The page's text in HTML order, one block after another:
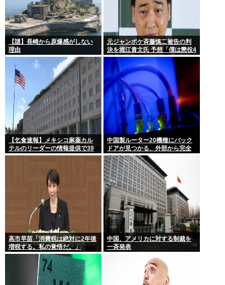
【謎】長崎から原爆感がしない
理由
元ジャンポケ斉藤慎二被告の判
決を堀江貴文氏 予想「僕は懲役4
年求刑され 2年6か月の実刑だっ
たが…」
【乞食速報】メキシコ麻薬カル
テルのリーダーの情報提供で39
億円急げ！
中国製ルーター20機種にバック
ドアが見つかる、外部から完全
制御される恐れ
高市早苗「消費税は絶対に2年後
増税する。私の覚悟だ。」
中国、アメリカに対する制裁を
一斉発表